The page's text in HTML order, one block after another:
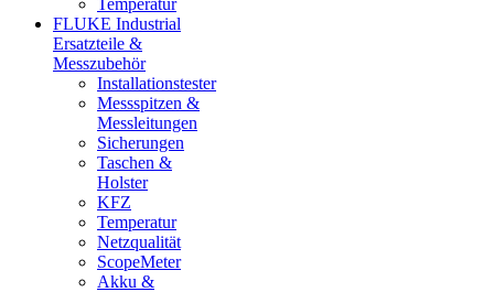
FLUKE Industrial
Ersatzteile &
Messzubehör
Installationstester
Messspitzen &
Messleitungen
Sicherungen
Taschen &
Holster
KFZ
Temperatur
Netzqualität
ScopeMeter
Akku &